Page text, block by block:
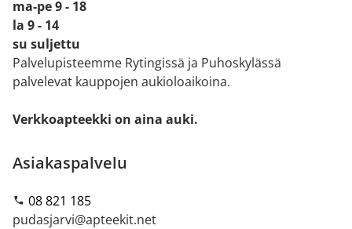
ma-pe 9 - 18
la 9 - 14
su suljettu
Palvelupisteemme Rytingissä ja Puhoskylässä
palvelevat kauppojen aukioloaikoina.
Verkkoapteekki on aina auki.
Asiakaspalvelu
08 821 185
pudasjarvi@apteekit.net